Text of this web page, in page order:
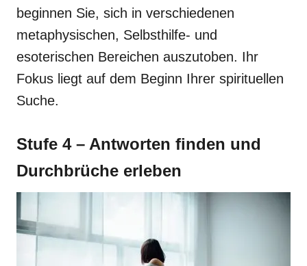
beginnen Sie, sich in verschiedenen
metaphysischen, Selbsthilfe- und
esoterischen Bereichen auszutoben. Ihr
Fokus liegt auf dem Beginn Ihrer spirituellen
Suche.
Stufe 4 – Antworten finden und
Durchbrüche erleben